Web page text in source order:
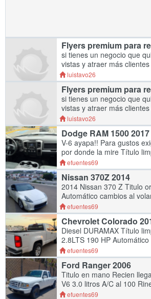
Flyers premium para
si tienes un negocio que
vistas y atraer más
premium para redes
precio accesible para
Barreiro
luistavo26
Flyers premium para
si tienes un negocio que
vistas y atraer más
premium para redes
precio accesible para
Barreiro
luistavo26
Dodge RAM 1500
V-6 ayapa!! Para gustos
por donde la mire Título
documentos en regla lista
donde guste Motor y
mec
efuentes69
Nissan 370Z 2014
2014 Nissan 370 Z Titulo
Automático cambios al
asientos Aire
detalles mecánicos Rines
efuentes69
Chevrolet Colorado
Diesel DURAMAX Título
2.8LTS 190 HP
Acondicionado Controles
Taconudas Rines de
niebla
efuentes69
Ford Ranger 2006
Titulo en mano Recien
V6 3.0 litros A/C al 100
en mano Motor,trasmicion
efuentes69